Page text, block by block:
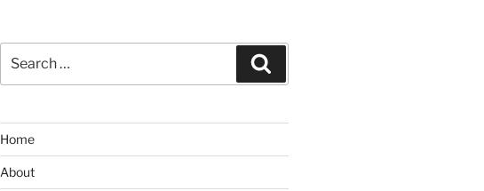
for:
Home
About